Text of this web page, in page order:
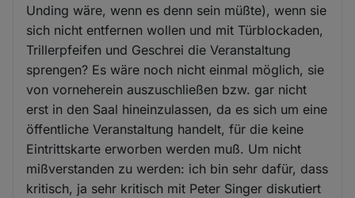
Unding wäre, wenn es denn sein müßte), wenn sie
sich nicht entfernen wollen und mit Türblockaden,
Trillerpfeifen und Geschrei die Veranstaltung
sprengen? Es wäre noch nicht einmal möglich, sie
von vorneherein auszuschließen bzw. gar nicht
erst in den Saal hineinzulassen, da es sich um eine
öffentliche Veranstaltung handelt, für die keine
Eintrittskarte erworben werden muß. Um nicht
mißverstanden zu werden: ich bin sehr dafür, dass
kritisch, ja sehr kritisch mit Peter Singer diskutiert